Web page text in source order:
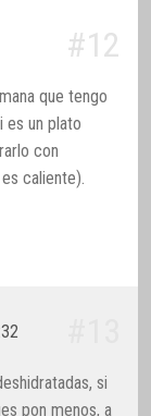
#12
que tengo
es un plato
con
caliente).
si
pon menos, a